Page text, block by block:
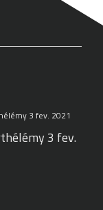
3 fev.